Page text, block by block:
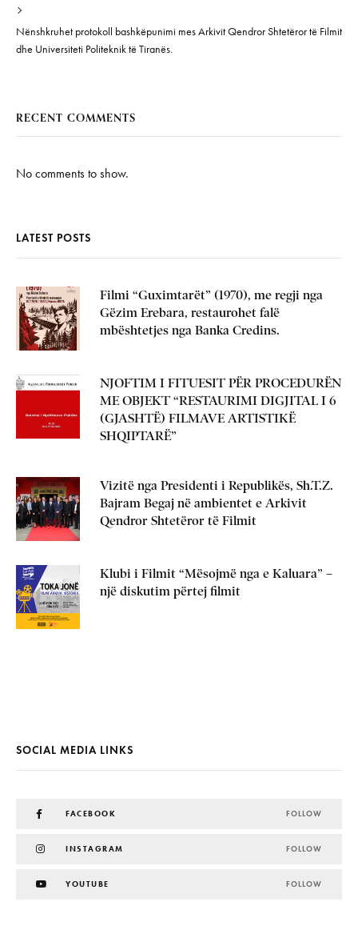
Nënshkruhet protokoll bashkëpunimi mes Arkivit Qendror Shtetëror të Filmit
dhe Universiteti Politeknik të Tiranës.
RECENT COMMENTS
No comments to show.
LATEST POSTS
Filmi “Guximtarët” (1970), me regji nga
Gëzim Erebara, restaurohet falë
mbështetjes nga Banka Credins.
NJOFTIM I FITUESIT PËR PROCEDURËN
ME OBJEKT “RESTAURIMI DIGJITAL I 6
(GJASHTË) FILMAVE ARTISTIKË
SHQIPTARË”
Vizitë nga Presidenti i Republikës, Sh.T.Z.
Bajram Begaj në ambientet e Arkivit
Qendror Shtetëror të Filmit
Klubi i Filmit “Mësojmë nga e Kaluara” –
një diskutim përtej filmit
SOCIAL MEDIA LINKS
FACEBOOK FOLLOW
INSTAGRAM FOLLOW
YOUTUBE FOLLOW